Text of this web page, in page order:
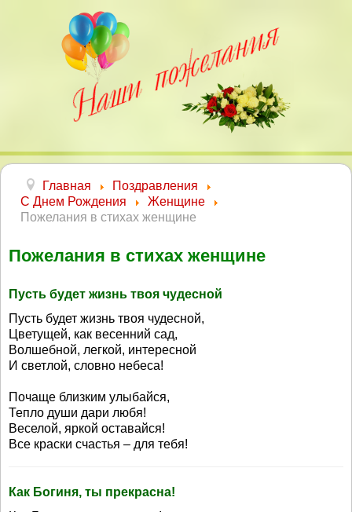
Главная
Поздравления
С Днем Рождения
Женщине
Пожелания в стихах женщине
Пожелания в стихах женщине
Пусть будет жизнь твоя чудесной
Пусть будет жизнь твоя чудесной,
Цветущей, как весенний сад,
Волшебной, легкой, интересной
И светлой, словно небеса!
Почаще близким улыбайся,
Тепло души дари любя!
Веселой, яркой оставайся!
Все краски счастья – для тебя!
Как Богиня, ты прекрасна!